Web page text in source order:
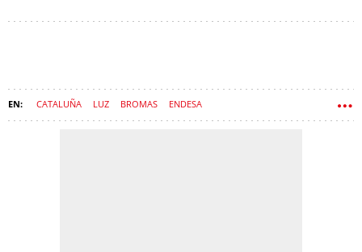
CATALUÑA LUZ BROMAS ENDESA